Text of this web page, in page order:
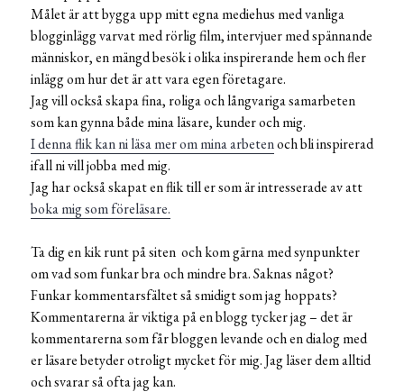
Målet är att bygga upp mitt egna mediehus med vanliga
blogginlägg varvat med rörlig film, intervjuer med spännande
människor, en mängd besök i olika inspirerande hem och fler
inlägg om hur det är att vara egen företagare.
Jag vill också skapa fina, roliga och långvariga samarbeten
som kan gynna både mina läsare, kunder och mig.
I denna flik kan ni läsa mer om mina arbetenoch bli inspirerad
ifall ni vill jobba med mig.
Jag har också skapat en flik till er som är intresserade av att
boka mig som föreläsare.
Ta dig en kik runt på siten och kom gärna med synpunkter
om vad som funkar bra och mindre bra. Saknas något?
Funkar kommentarsfältet så smidigt som jag hoppats?
Kommentarerna är viktiga på en blogg tycker jag – det är
kommentarerna som får bloggen levande och en dialog med
er läsare betyder otroligt mycket för mig. Jag läser dem alltid
och svarar så ofta jag kan.